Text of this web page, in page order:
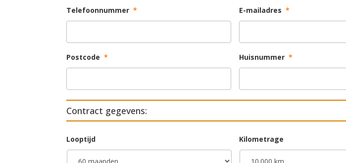
Telefoonnummer * E-mailadres *
Postcode * Huisnummer *
Contract gegevens:
Looptijd Kilometrage